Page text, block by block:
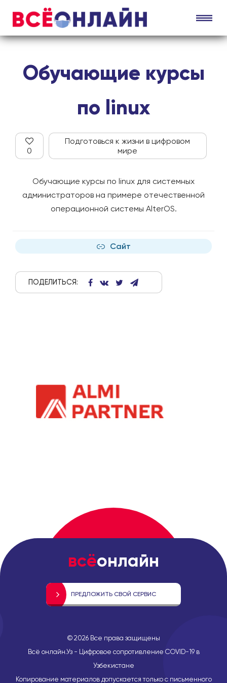
Обучающие курсы
по linux
0
Подготовься к жизни в цифровом
мире
Обучающие курсы по linux для системных
администраторов на примере отечественной
операционной системы AlterOS.
Сайт
ПОДЕЛИТЬСЯ:
всёонлайн
ПРЕДЛОЖИТЬ СВОЙ СЕРВИС
©2026Все права защищены
Всё онлайн.Уз - Цифровое сопротивление COVID-19 в
Узбекистане
Копирование материалов допускается только с письменного